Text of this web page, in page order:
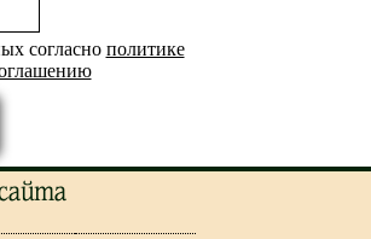
согласно политике